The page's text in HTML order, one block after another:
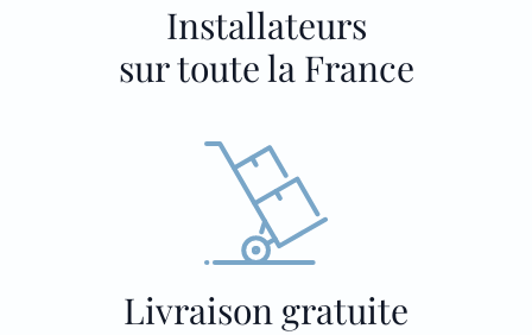
Installateurs
sur toute la France
Livraison gratuite